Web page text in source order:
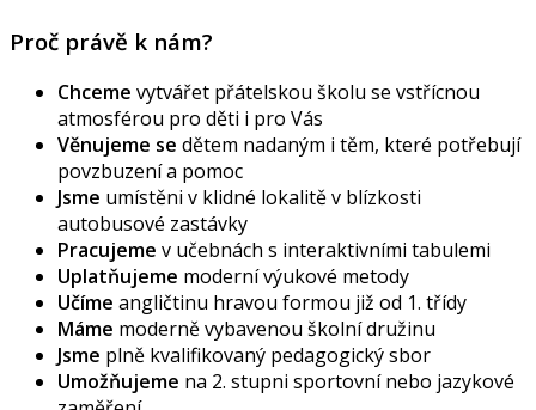
Proč právě k nám?
Chceme vytvářet přátelskou školu se vstřícnou
atmosférou pro děti i pro Vás
Věnujeme se dětem nadaným i těm, které potřebují
povzbuzení a pomoc
Jsme umístěni v klidné lokalitě v blízkosti
autobusové zastávky
Pracujeme v učebnách s interaktivními tabulemi
Uplatňujeme moderní výukové metody
Učíme angličtinu hravou formou již od 1. třídy
Máme moderně vybavenou školní družinu
Jsme plně kvalifikovaný pedagogický sbor
Umožňujeme na 2. stupni sportovní nebo jazykové